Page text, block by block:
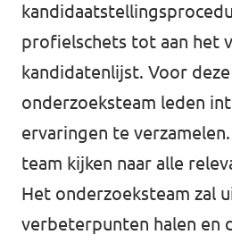
profielschets tot aan het
kandidatenlijst. Voor
onderzoeksteam leden
ervaringen te
team kijken naar alle
Het onderzoeksteam zal
verbeterpunten halen en